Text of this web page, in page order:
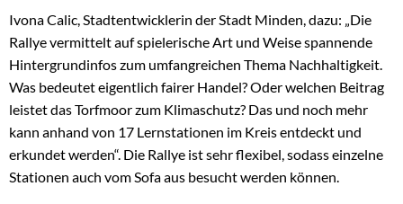
Ivona Calic, Stadtentwicklerin der Stadt Minden, dazu: „Die
Rallye vermittelt auf spielerische Art und Weise spannende
Hintergrundinfos zum umfangreichen Thema Nachhaltigkeit.
Was bedeutet eigentlich fairer Handel? Oder welchen Beitrag
leistet das Torfmoor zum Klimaschutz? Das und noch mehr
kann anhand von 17 Lernstationen im Kreis entdeckt und
erkundet werden“. Die Rallye ist sehr flexibel, sodass einzelne
Stationen auch vom Sofa aus besucht werden können.